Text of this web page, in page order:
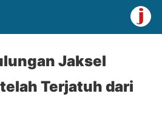
Jaksel
Terjatuh dari